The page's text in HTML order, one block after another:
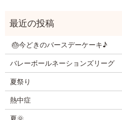
🎂今どきのバースデーケーキ♪
バレーボールネーションズリーグ
夏祭り
熱中症